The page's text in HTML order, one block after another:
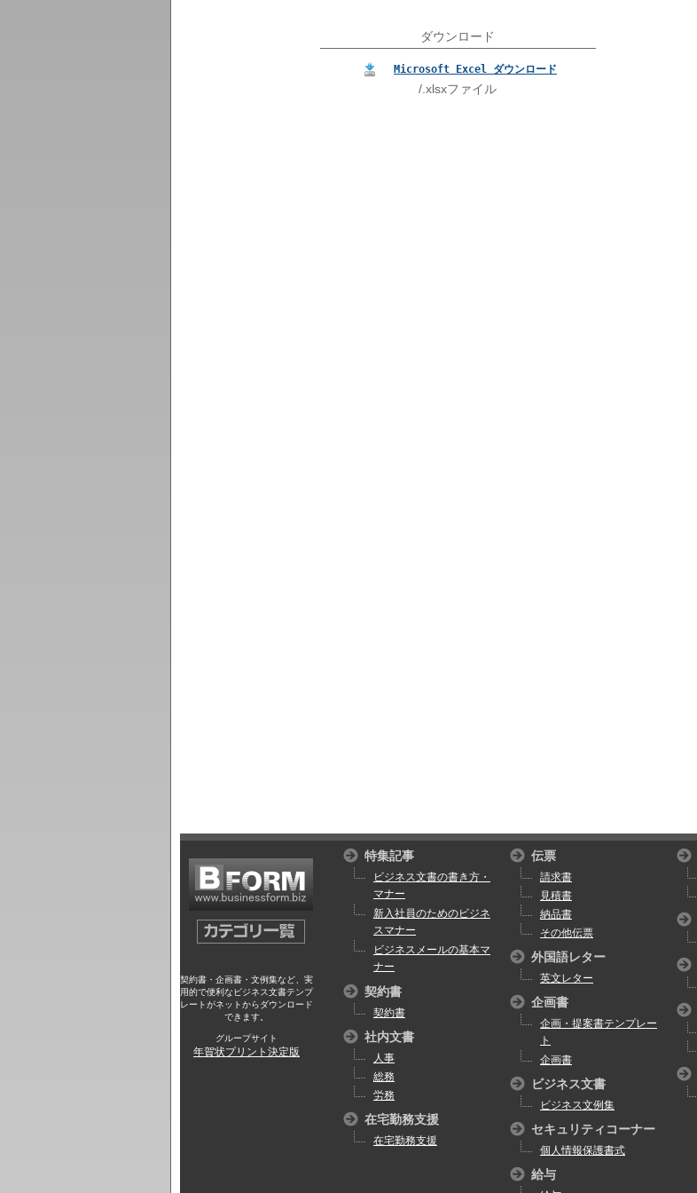
ダウンロード
Microsoft Excel ダウンロード
/.xlsxファイル
契約書・企画書・文例集など、実
用的で便利なビジネス文書テンプ
レートがネットからダウンロード
できます。
グループサイト
年賀状プリント決定版
特集記事
ビジネス文書の書き方・
マナー
新入社員のためのビジネ
スマナー
ビジネスメールの基本マ
ナー
契約書
契約書
社内文書
人事
総務
労務
在宅勤務支援
在宅勤務支援
伝票
請求書
見積書
納品書
その他伝票
外国語レター
英文レター
企画書
企画・提案書テンプレー
ト
企画書
ビジネス文書
ビジネス文例集
セキュリティコーナー
個人情報保護書式
給与